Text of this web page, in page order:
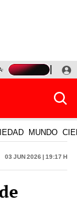
OLLANTA
MUNDO
03 Jun 2026 | 19:17 h